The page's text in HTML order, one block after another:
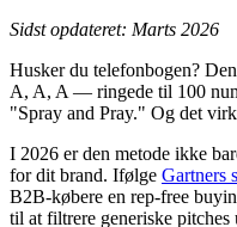
Sidst opdateret: Marts 2026
Husker du telefonbogen?
A, A, A — ringede til 100
"Spray and Pray." Og det
I 2026 er den metode ikke
for dit brand. Ifølge Gartners
B2B-købere en rep-free
til at filtrere generiske